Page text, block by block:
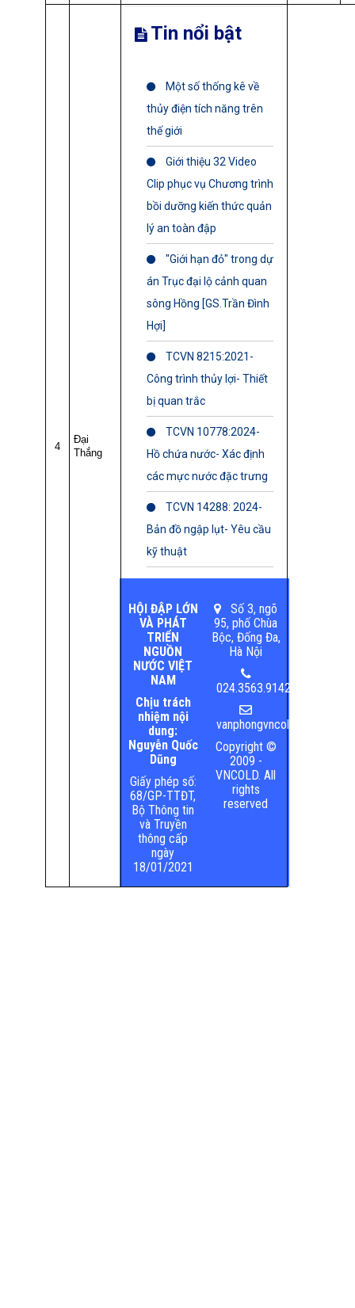
4
Đại
Thắng
Tin nổi bật
Một số thống kê về
thủy điện tích năng trên
thế giới
Giới thiệu 32 Video
Clip phục vụ Chương trình
bồi dưỡng kiến thức quản
lý an toàn đập
"Giới hạn đỏ" trong dự
án Trục đại lộ cảnh quan
sông Hồng [GS.Trần Đình
Hợi]
TCVN 8215:2021-
Công trình thủy lợi- Thiết
bị quan trắc
TCVN 10778:2024-
Hồ chứa nước- Xác định
các mực nước đặc trưng
TCVN 14288: 2024-
Bản đồ ngập lụt- Yêu cầu
kỹ thuật
HỘI ĐẬP LỚN
VÀ PHÁT
TRIỂN
NGUỒN
NƯỚC VIỆT
NAM
Chịu trách
nhiệm nội
dung:
Nguyễn Quốc
Dũng
Giấy phép số:
68/GP-TTĐT,
Bộ Thông tin
và Truyền
thông cấp
ngày
18/01/2021
Số 3, ngõ
95, phố Chùa
Bộc, Đống Đa,
Hà Nội
024.3563.9142
Copyright ©
2009 -
VNCOLD. All
rights
reserved